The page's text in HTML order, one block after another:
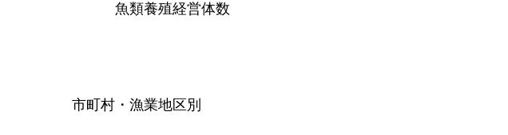
魚類養殖経営体数
市町村・漁業地区別